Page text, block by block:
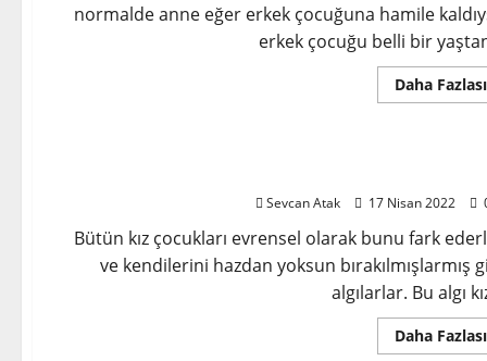
normalde anne eğer erkek çocuğuna hamile
erkek çocuğu belli bir
Daha Fazlası
Sevcan Atak 17 Nisan 2022
Bütün kız çocukları evrensel olarak bunu fark
ve kendilerini hazdan yoksun bırakılmışlarmış
algılarlar. Bu algı
Daha Fazlası